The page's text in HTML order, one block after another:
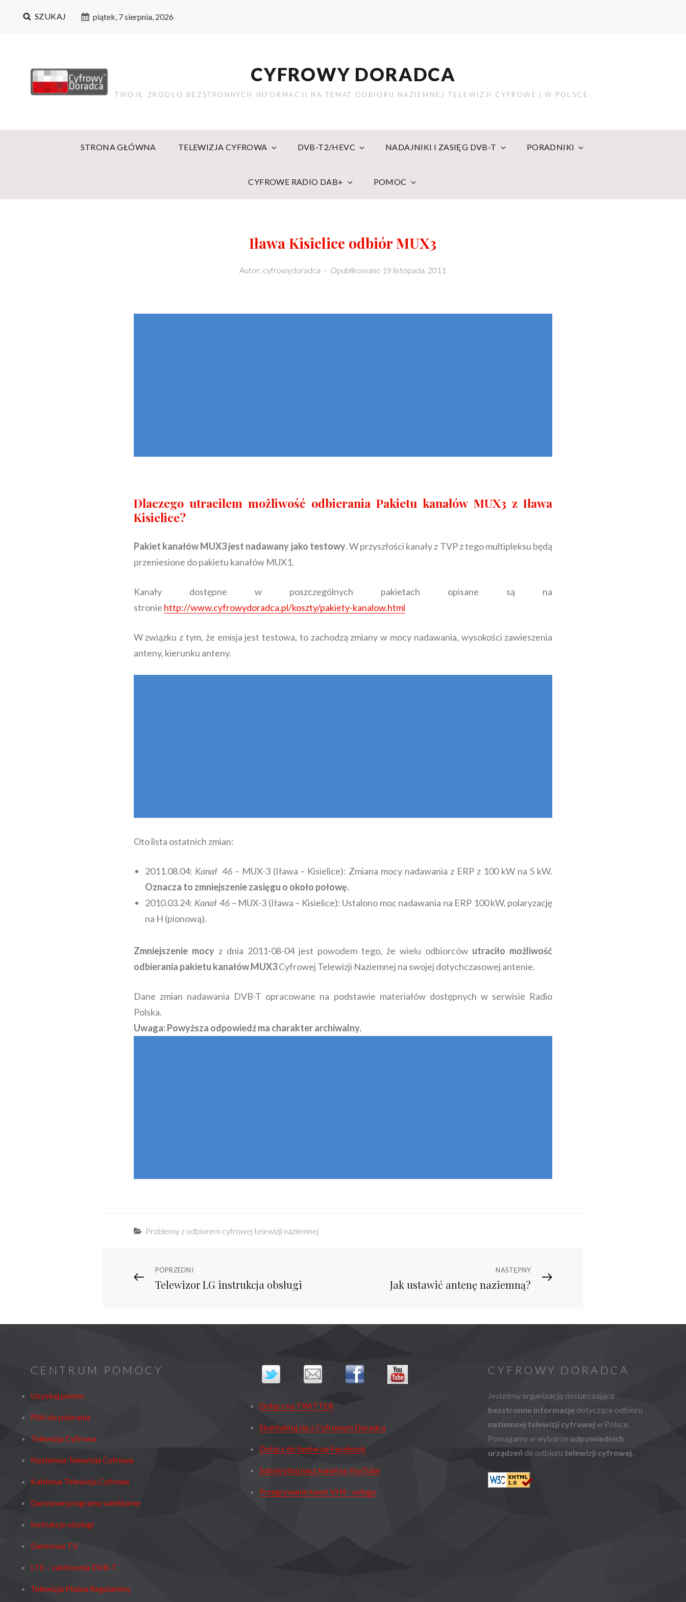
SZUKAJ piątek, 7 sierpnia, 2026
CYFROWY DORADCA
TWOJE ŹRÓDŁO BEZSTRONNYCH INFORMACJI NA TEMAT ODBIORU NAZIEMNEJ TELEWIZJI CYFROWEJ W POLSCE.
STRONA GŁÓWNA TELEWIZJA CYFROWA DVB-T2/HEVC NADAJNIKI I ZASIĘG DVB-T PORADNIKI
CYFROWE RADIO DAB+ POMOC
Iława Kisielice odbiór MUX3
Autor: cyfrowydoradca – Opublikowano 19 listopada, 2011
Dlaczego utraciłem możliwość odbierania Pakietu kanałów MUX3 z Iława
Kisielice?
Pakiet kanałów MUX3 jest nadawany jako testowy. W przyszłości kanały z TVP z tego multipleksu będą
przeniesione do pakietu kanałów MUX1.
Kanały dostępne w poszczególnych pakietach opisane są na
stronie http://www.cyfrowydoradca.pl/koszty/pakiety-kanalow.html
W związku z tym, że emisja jest testowa, to zachodzą zmiany w mocy nadawania, wysokości zawieszenia
anteny, kierunku anteny.
Oto lista ostatnich zmian:
2011.08.04: Kanał 46– MUX-3 (Iława – Kisielice): Zmiana mocy nadawania z ERP z 100 kW na 5 kW.
Oznacza to zmniejszenie zasięgu o około połowę.
2010.03.24: Kanał 46 – MUX-3 (Iława – Kisielice): Ustalono moc nadawania na ERP 100 kW, polaryzację
na H (pionową).
Zmniejszenie mocyz dnia 2011-08-04 jest powodem tego, że wielu odbiorców utraciło możliwość
odbierania pakietu kanałów MUX3Cyfrowej Telewizji Naziemnej na swojej dotychczasowej antenie.
Dane zmian nadawania DVB-T opracowane na podstawie materiałów dostępnych w serwisie Radio
Polska.
Uwaga: Powyższa odpowiedź ma charakter archiwalny.
Categories
Problemy z odbiorem cyfrowej telewizji naziemnej
Nawigacja
wpisu
Previous
Post
POPRZEDNI
Telewizor LG instrukcja obsługi
NASTĘPNY
Jak ustawić antenę naziemną?
CENTRUM POMOCY
Uzyskaj pomoc
Pliki do pobrania
Telewizja Cyfrowa
Naziemna Telewizja Cyfrowa
Kablowa Telewizja Cyfrowa
Darmowe programy satelitarne
Instrukcje obsługi
Darmowa TV
LTE – zakłócenia DVB-T
Telewizja Płatna Regulaminy
Dołącz na TWITTER
Skontaktuj się z Cyfrowym Doradcą
Dołącz do fanów na Facebook
Subskrybuj nasz kanał na YouTube
Przegrywanie kaset VHS - usługa
CYFROWY DORADCA
Jesteśmy organizacją dostarczającą
bezstronne informacjedotyczące odbioru
naziemnej telewizji cyfrowej w Polsce.
Pomagamy w wyborze odpowiednich
urządzeń do odbioru telewizji cyfrowej